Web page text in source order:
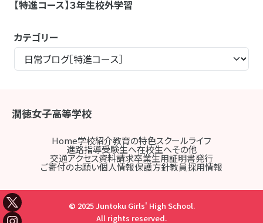
【特進コース】３年生校外学習
カテゴリー
潤徳女子高等学校
Home学校紹介教育の特色スクールライフ
進路指導受験生へ在校生へその他
交通アクセス資料請求卒業生用証明書発行
ご寄付のお願い個人情報保護方針教員採用情報
© 2025 Juntoku Girls' High School.
All rights reserved.